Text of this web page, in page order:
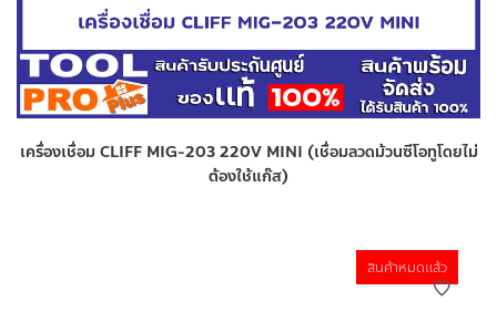
เครื่องเชื่อม CLIFF MIG-203 220V MINI (เชื่อมลวดม้วนซีโอทูโดยไม่
ต้องใช้แก๊ส)
สินค้าหมดแล้ว